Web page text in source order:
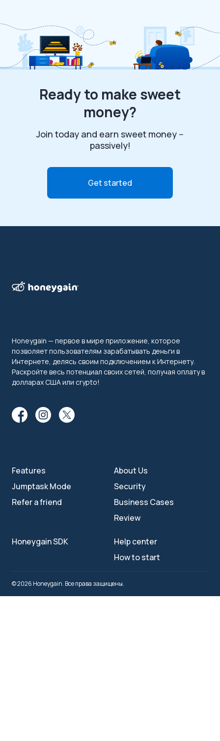
Ready to make sweet
money?
Join today and earn sweet money --
passively!
Get started
Honeygain — первое в мире приложение, которое
позволяет пользователям зарабатывать деньги в
Интернете, делясь своим подключением к Интернету.
Раскройте весь потенциал своих сетей, получая оплату в
долларах США или crypto!
Features
Jumptask Mode
Refer a friend
About Us
Security
Business Cases
Review
Honeygain SDK
Help center
How to start
© 2026 Honeygain. Все права защищены.